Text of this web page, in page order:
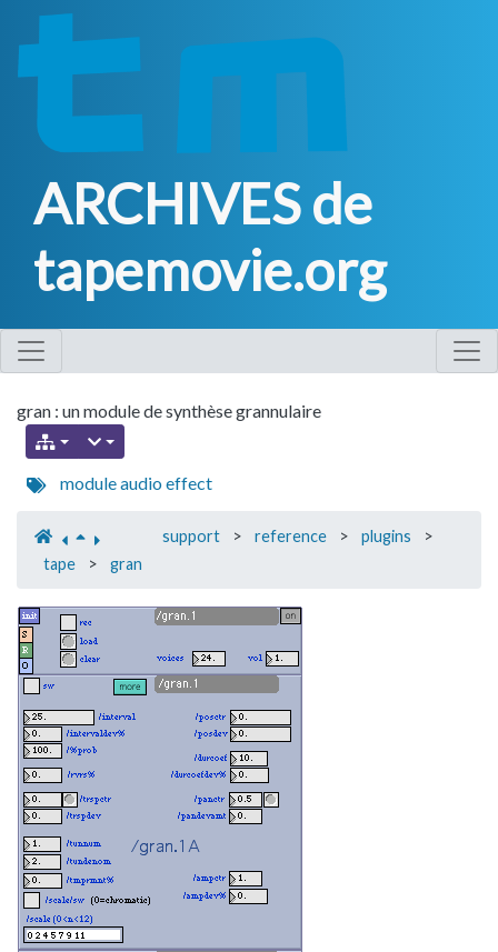
ARCHIVES de
tapemovie.org
gran : un module de synthèse grannulaire
moduleaudioeffect
support > reference > plugins
>
tape
> gran